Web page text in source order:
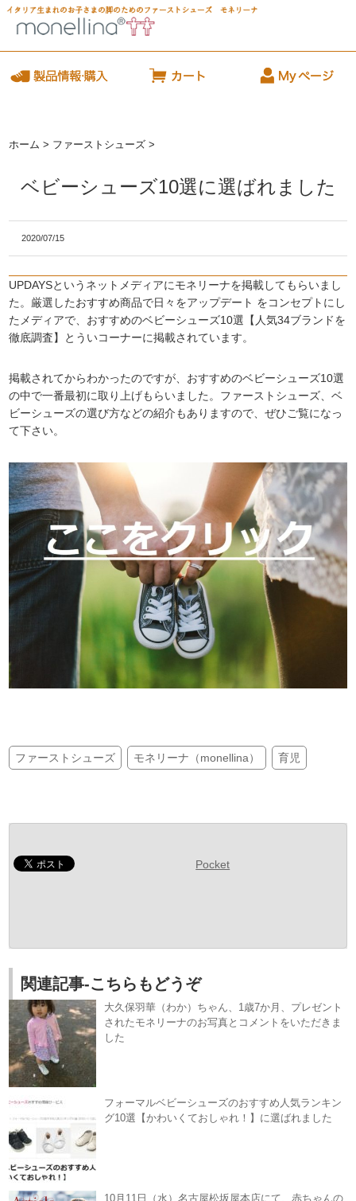
ホーム > ファーストシューズ >
ベビーシューズ10選に選ばれました
2020/07/15
UPDAYSというネットメディアにモネリーナを掲載してもらいまし
た。厳選したおすすめ商品で日々をアップデート をコンセプトにし
たメディアで、おすすめのベビーシューズ10選【人気34ブランドを
徹底調査】とういコーナーに掲載されています。
掲載されてからわかったのですが、おすすめのベビーシューズ10選
の中で一番最初に取り上げもらいました。ファーストシューズ、ベ
ビーシューズの選び方などの紹介もありますので、ぜひご覧になっ
て下さい。
ファーストシューズ モネリーナ（monellina） 育児
Pocket
関連記事-こちらもどうぞ
大久保羽華（わか）ちゃん、1歳7か月、プレゼント
されたモネリーナのお写真とコメントをいただきま
した
フォーマルベビーシューズのおすすめ人気ランキン
グ10選【かわいくておしゃれ！】に選ばれました